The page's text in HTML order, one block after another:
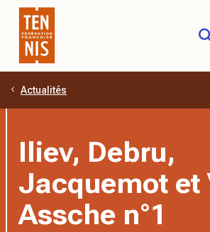
Aller au contenu principal
Actualités
Iliev, Debru,
Jacquemot et
Assche n°1